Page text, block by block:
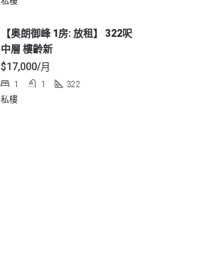
【奥朗御峰 1房: 放租】 322呎
中層 樓齡新
$17,000/月
1 1
322
私樓